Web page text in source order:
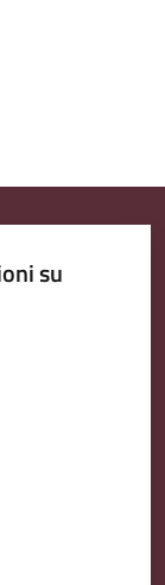
su